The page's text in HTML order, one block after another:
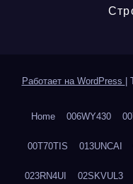
Работает на WordPress
Home 006WY430
00T70TIS 013UNCAI
023RN4UI 02SKVUL3